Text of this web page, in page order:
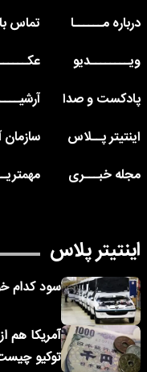
درباره مــــــا
تماس
ویــــــــدیو
پادکست و صدا
اینتیتر پــلاس
مجله خبـــری
اینتیتر پلاس
سود کدام
آمریکا هم
توکیو